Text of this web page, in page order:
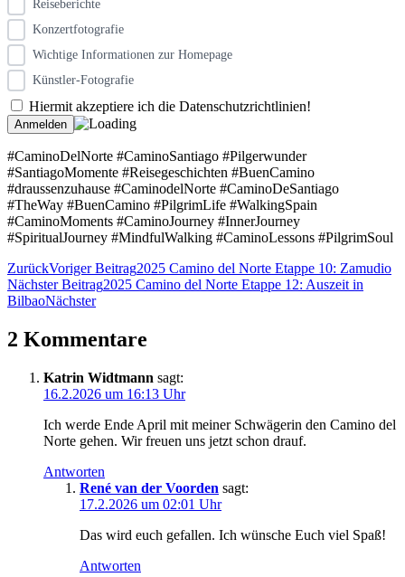
Reiseberichte
Konzertfotografie
Wichtige Informationen zur Homepage
Künstler-Fotografie
Hiermit akzeptiere ich die Datenschutzrichtlinien!
#CaminoDelNorte #CaminoSantiago #Pilgerwunder
#SantiagoMomente #Reisegeschichten #BuenCamino
#draussenzuhause #CaminodelNorte #CaminoDeSantiago
#TheWay #BuenCamino #PilgrimLife #WalkingSpain
#CaminoMoments #CaminoJourney #InnerJourney
#SpiritualJourney #MindfulWalking #CaminoLessons #PilgrimSoul
ZurückVoriger Beitrag2025 Camino del Norte Etappe 10: Zamudio
Nächster Beitrag2025 Camino del Norte Etappe 12: Auszeit in
BilbaoNächster
2 Kommentare
Katrin Widtmann sagt:
16.2.2026 um 16:13 Uhr
Ich werde Ende April mit meiner Schwägerin den Camino del
Norte gehen. Wir freuen uns jetzt schon drauf.
Antworten
René van der Voorden sagt:
17.2.2026 um 02:01 Uhr
Das wird euch gefallen. Ich wünsche Euch viel Spaß!
Antworten